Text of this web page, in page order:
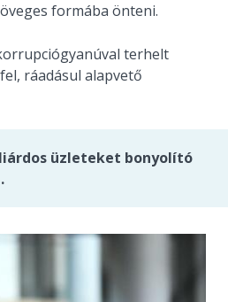
formába önteni.
terhelt
ráadásul alapvető
üzleteket bonyolító